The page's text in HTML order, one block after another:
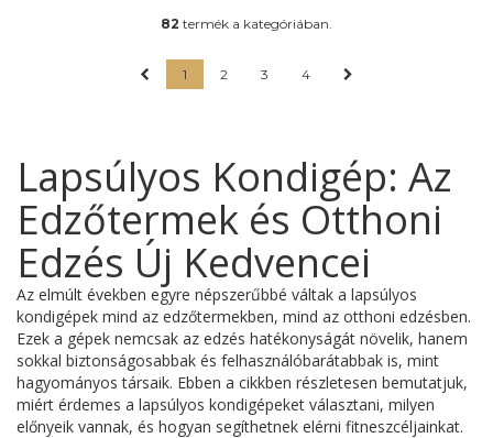
82 termék a kategóriában.
1 2 3 4
Lapsúlyos Kondigép: Az
Edzőtermek és Otthoni
Edzés Új Kedvencei
Az elmúlt években egyre népszerűbbé váltak a lapsúlyos
kondigépek mind az edzőtermekben, mind az otthoni edzésben.
Ezek a gépek nemcsak az edzés hatékonyságát növelik, hanem
sokkal biztonságosabbak és felhasználóbarátabbak is, mint
hagyományos társaik. Ebben a cikkben részletesen bemutatjuk,
miért érdemes a lapsúlyos kondigépeket választani, milyen
előnyeik vannak, és hogyan segíthetnek elérni fitneszcéljainkat.